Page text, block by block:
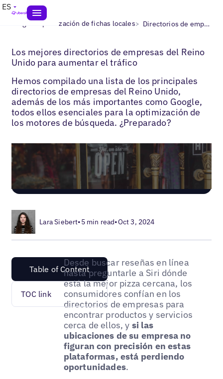
ES
Blogs> Optimización de fichas locales> Directorios de empresas en el Reino Unido
Los mejores directorios de empresas del Reino
Unido para aumentar el tráfico
Hemos compilado una lista de los principales
directorios de empresas del Reino Unido,
además de los más importantes como Google,
todos ellos esenciales para la optimización de
los motores de búsqueda. ¿Preparado?
Lara Siebert•5 min read•Oct 3, 2024
Table of Content
TOC link
Desde buscar reseñas en línea
hasta preguntarle a Siri dónde
está la mejor pizza cercana, los
consumidores confían en los
directorios de empresas para
encontrar productos y servicios
cerca de ellos, y si las
ubicaciones de su empresa no
figuran con precisión en estas
plataformas, está perdiendo
oportunidades.